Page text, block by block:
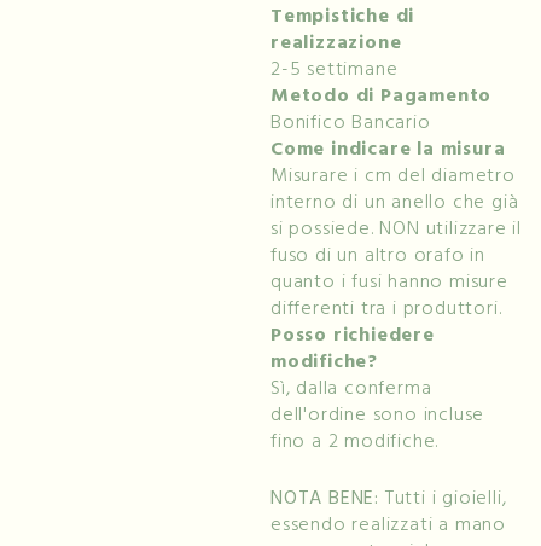
Tempistiche di
realizzazione
2-5 settimane
Metodo di Pagamento
Bonifico Bancario
Come indicare la misura
Misurare i cm del diametro
interno di un anello che già
si possiede. NON utilizzare il
fuso di un altro orafo in
quanto i fusi hanno misure
differenti tra i produttori.
Posso richiedere
modifiche?
Sì, dalla conferma
dell'ordine sono incluse
fino a 2 modifiche.
NOTA BENE: Tutti i gioielli,
essendo realizzati a mano